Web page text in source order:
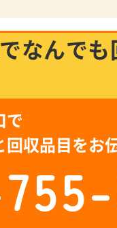
なんでも
で
回収品目をお